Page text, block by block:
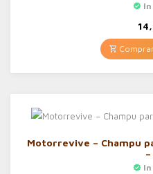
Motorrevive – Champu